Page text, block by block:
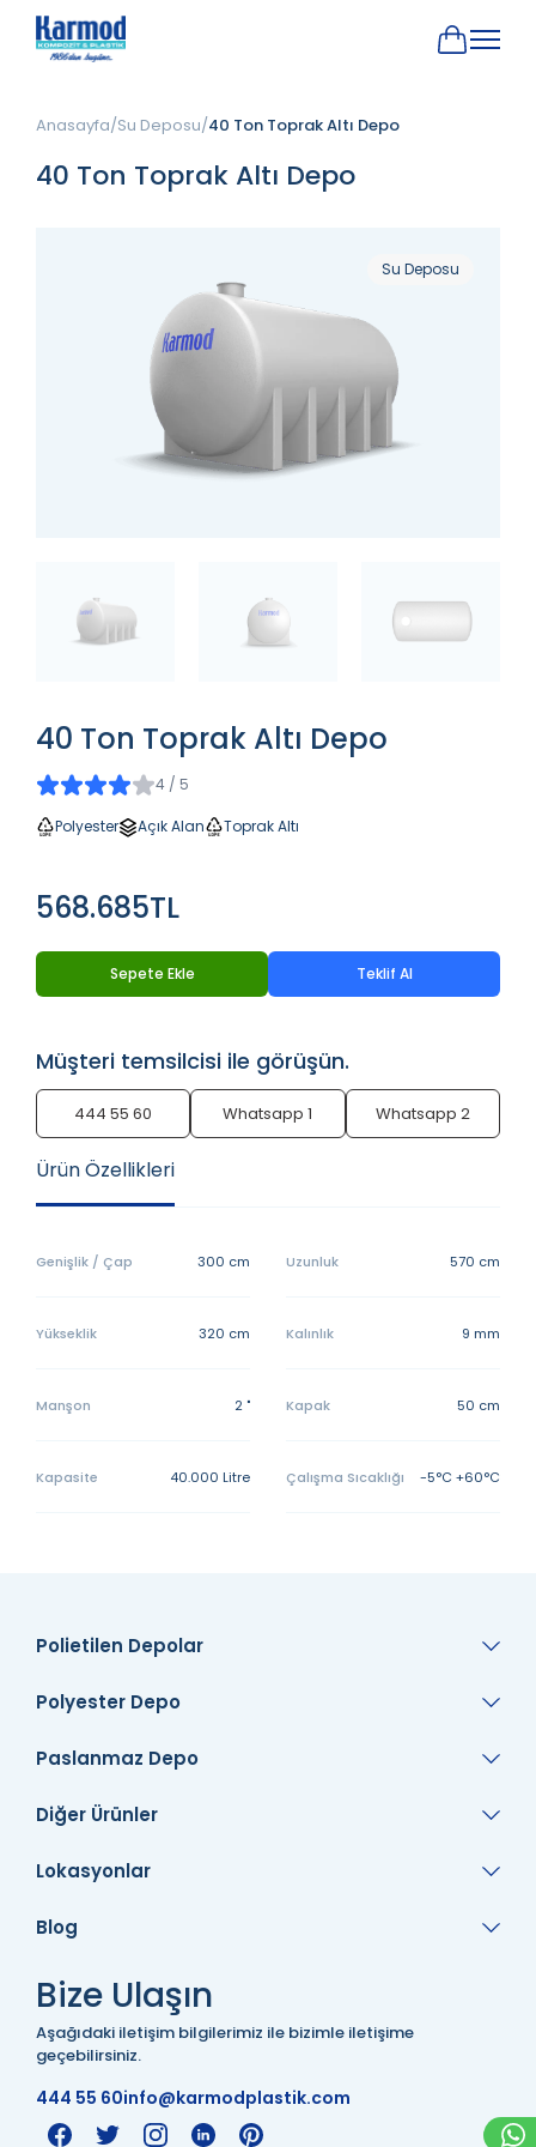
Anasayfa Su Deposu 40 Ton Toprak Altı Depo
40 Ton Toprak Altı Depo
Su Deposu
40 Ton Toprak Altı Depo
4 / 5
Polyester Açık Alan Toprak Altı
568.685TL
Sepete Ekle Teklif Al
Müşteri temsilcisi ile görüşün.
444 55 60 Whatsapp 1 Whatsapp 2
Ürün Özellikleri
Genişlik / Çap 300 cm Uzunluk 570 cm
Yükseklik 320 cm Kalınlık 9 mm
Manşon 2 " Kapak 50 cm
Kapasite 40.000 Litre Çalışma Sıcaklığı -5°C +60°C
Polietilen Depolar
Polyester Depo
Paslanmaz Depo
Diğer Ürünler
Lokasyonlar
Bize Ulaşın
Aşağıdaki iletişim bilgilerimiz ile bizimle iletişime
geçebilirsiniz.
444 55 60info@karmodplastik.com
Blog